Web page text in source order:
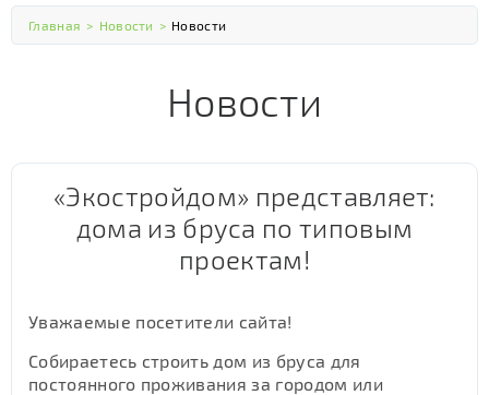
Главная > Новости > Новости
Новости
«Экостройдом» представляет:
дома из бруса по типовым
проектам!
Уважаемые посетители сайта!
Собираетесь строить дом из бруса для
постоянного проживания за городом или